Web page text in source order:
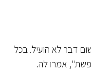
דבר לא הועיל. בכל
אמרו לה.